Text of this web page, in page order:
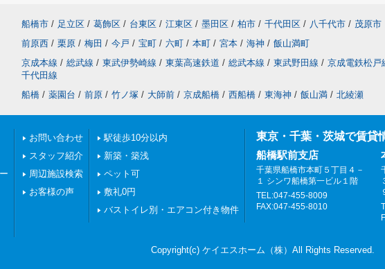
船橋市 / 足立区 / 葛飾区 / 台東区 / 江東区 / 墨田区 / 柏市 / 千代田区 / 八千代市 / 茂原市
前原西 / 栗原 / 梅田 / 今戸 / 宝町 / 六町 / 本町 / 宮本 / 海神 / 飯山満町
京成本線 / 総武線 / 東武伊勢崎線 / 東葉高速鉄道 / 総武本線 / 東武野田線 / 京成電鉄松戸
千代田線
船橋 / 薬園台 / 前原 / 竹ノ塚 / 大師前 / 京成船橋 / 西船橋 / 東海神 / 飯山満 / 北綾瀬
お問い合わせ
スタッフ紹介
周辺施設検索
お客様の声
駅徒歩10分以内
新築・築浅
ペット可
敷礼0円
バストイレ別・エアコン付き物件
東京・千葉・茨城で賃貸
船橋駅前支店
千葉県船橋市本町５丁目４－
１ シンワ船橋第一ビル１階
TEL:047-455-8009
FAX:047-455-8010
Copyright(c) ケイエスホーム（株）All Rights Reserved.